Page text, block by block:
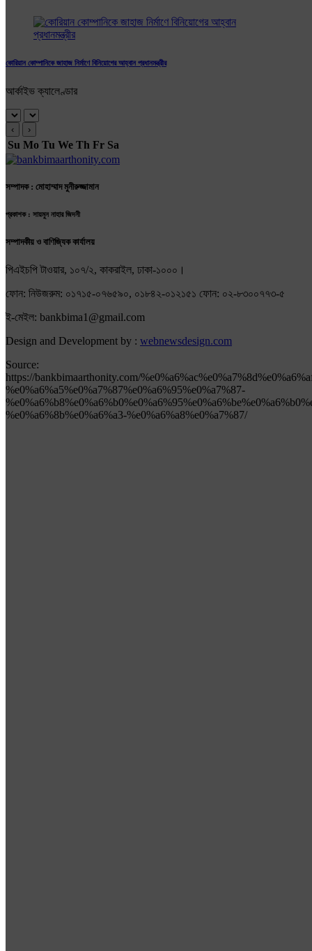
কোরিয়ান কোম্পানিকে জাহাজ নির্মাণে বিনিয়োগের আহ্বান প্রধানমন্ত্রীর
আর্কাইভ ক্যালেণ্ডার
‹ ›
Su Mo Tu We Th Fr Sa
সম্পাদক : মোহাম্মাদ মুনীরুজ্জামান
প্রকাশক : সায়মুন নাহার জিদনী
সম্পাদকীয় ও বাণিজ্যিক কার্যালয়
পিএইচপি টাওয়ার, ১০৭/২, কাকরাইল, ঢাকা-১০০০।
ফোন: নিউজরুম: ০১৭১৫-০৭৬৫৯০, ০১৮৪২-০১২১৫১ ফোন: ০২-৮৩০০৭৭৩-৫
ই-মেইল: bankbima1@gmail.com
Design and Development by : webnewsdesign.com
Source:
https://bankbimaarthonity.com/
%e0%a6%a5%e0%a7%87%e0%a6%95%e0%a7%87-
%e0%a6%8b%e0%a6%a3-%e0%a6%a8%e0%a7%87/